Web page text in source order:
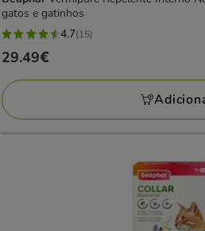
gatos e gatinhos
4.7
estrelas
com
15
avaliações
4.7(15)
Preço
29.49€
29.49€